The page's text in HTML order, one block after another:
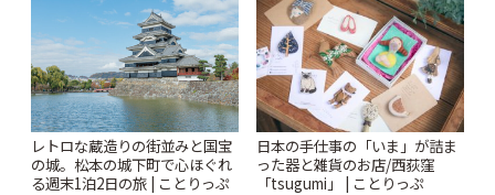
レトロな蔵造りの街並みと国宝
の城。松本の城下町で心ほぐれ
る週末1泊2日の旅 | ことりっぷ
日本の手仕事の「いま」が詰ま
った器と雑貨のお店/西荻窪
「tsugumi」 | ことりっぷ